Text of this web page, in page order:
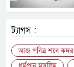
ট্যাগস :
আজ পবিত্র শবে কদর